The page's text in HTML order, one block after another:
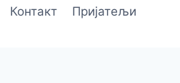
Контакт Пријатељи